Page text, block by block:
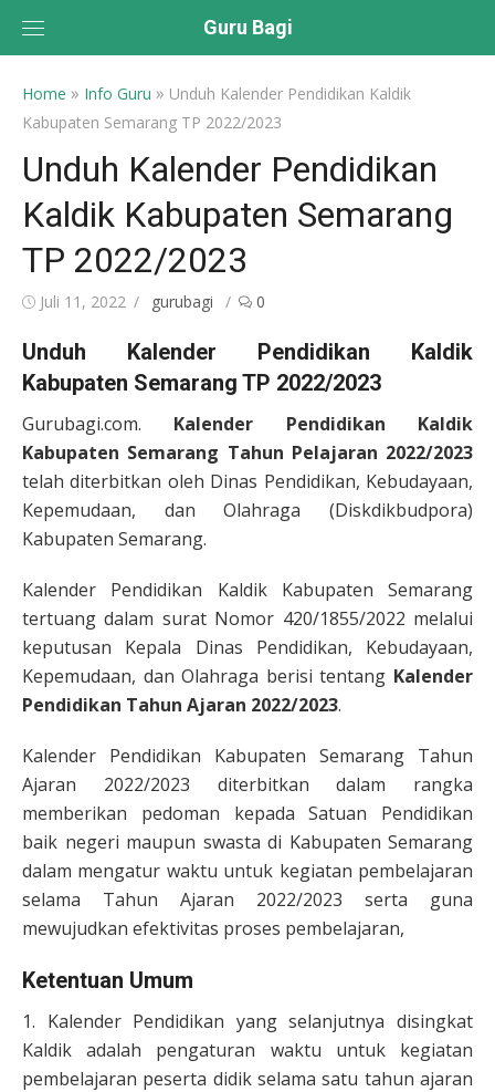
Guru Bagi
Home » Info Guru » Unduh Kalender Pendidikan Kaldik
Kabupaten Semarang TP 2022/2023
Unduh Kalender Pendidikan
Kaldik Kabupaten Semarang
TP 2022/2023
Posted
Juli 11, 2022 Author
gurubagi 0
Unduh Kalender Pendidikan Kaldik
Kabupaten Semarang TP 2022/2023
Gurubagi.com. Kalender Pendidikan Kaldik
Kabupaten Semarang Tahun Pelajaran 2022/2023
telah diterbitkan oleh Dinas Pendidikan, Kebudayaan,
Kepemudaan, dan Olahraga (Diskdikbudpora)
Kabupaten Semarang.
Kalender Pendidikan Kaldik Kabupaten Semarang
tertuang dalam surat Nomor 420/1855/2022 melalui
keputusan Kepala Dinas Pendidikan, Kebudayaan,
Kepemudaan, dan Olahraga berisi tentang Kalender
Pendidikan Tahun Ajaran 2022/2023.
Kalender Pendidikan Kabupaten Semarang Tahun
Ajaran 2022/2023 diterbitkan dalam rangka
memberikan pedoman kepada Satuan Pendidikan
baik negeri maupun swasta di Kabupaten Semarang
dalam mengatur waktu untuk kegiatan pembelajaran
selama Tahun Ajaran 2022/2023 serta guna
mewujudkan efektivitas proses pembelajaran,
Ketentuan Umum
1. Kalender Pendidikan yang selanjutnya disingkat
Kaldik adalah pengaturan waktu untuk kegiatan
pembelajaran peserta didik selama satu tahun ajaran